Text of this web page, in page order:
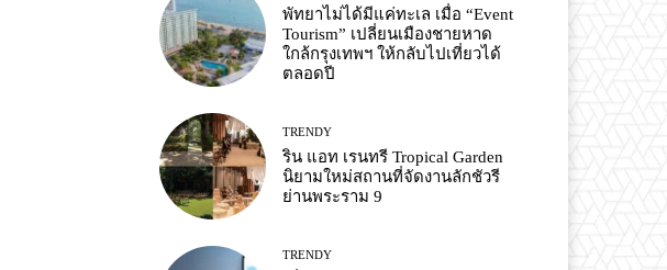
พัทยาไม่ได้มีแค่ทะเล เมื่อ “Event
Tourism” เปลี่ยนเมืองชายหาด
ใกล้กรุงเทพฯ ให้กลับไปเที่ยวได้
ตลอดปี
TRENDY
ริน แอท เรนทรี Tropical Garden
นิยามใหม่สถานที่จัดงานลักชัวรี
ย่านพระราม 9
TRENDY